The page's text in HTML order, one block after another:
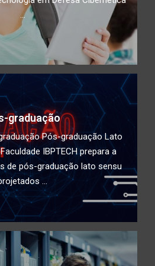
do Acesso Desigual à
na Educação: Como
a divisão digital e garantir
de utilização de
fator de autenticidade
Tecnologia, ética e
cibernética
da Faculdade IBPTECH
site dedicado à
e Inclusão na Faculdade
...
graduação
Pós-graduação Lato
IBPTECH prepara a
de pós-graduação lato sensu
...